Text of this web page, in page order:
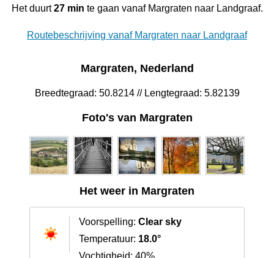
Het duurt27 min te gaan vanaf Margraten naar Landgraaf.
Routebeschrijving vanaf Margraten naar Landgraaf
Margraten, Nederland
Breedtegraad: 50.8214 // Lengtegraad: 5.82139
Foto's van Margraten
Het weer in Margraten
Voorspelling: Clear sky
Temperatuur: 18.0°